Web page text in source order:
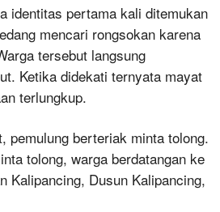
identitas pertama kali ditemukan
mencari rongsokan karena
tersebut langsung
Ketika didekati ternyata mayat
terlungkup.
pemulung berteriak minta tolong.
tolong, warga berdatangan ke
Kalipancing, Dusun Kalipancing,